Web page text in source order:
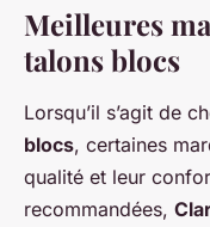
Meilleures
talons blocs
Lorsqu’il s’agit de
blocs, certaines
qualité et leur
recommandées,